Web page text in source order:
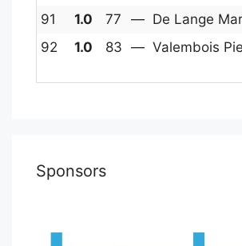
91
1.0 77 — De Lange
92
1.0 83 — Valembois
Sponsors